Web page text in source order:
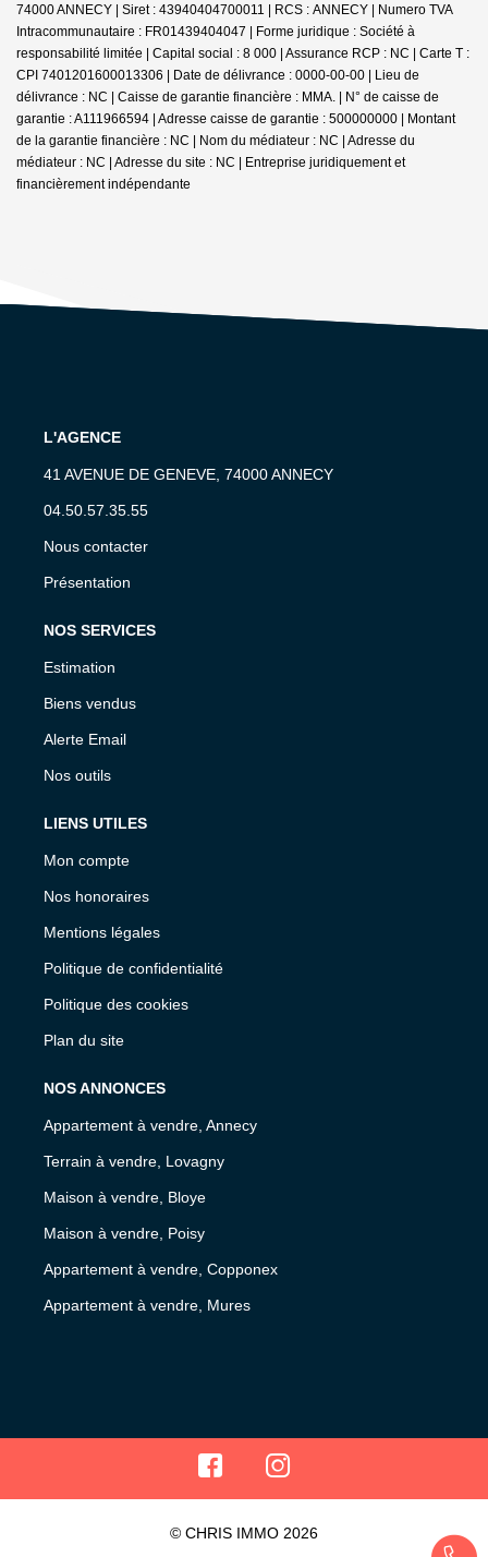
74000 ANNECY | Siret : 43940404700011 | RCS : ANNECY | Numero TVA
Intracommunautaire : FR01439404047 | Forme juridique : Société à
responsabilité limitée | Capital social : 8 000 | Assurance RCP : NC | Carte T :
CPI 7401201600013306 | Date de délivrance : 0000-00-00 | Lieu de
délivrance : NC | Caisse de garantie financière : MMA. | N° de caisse de
garantie : A111966594 | Adresse caisse de garantie : 500000000 | Montant
de la garantie financière : NC | Nom du médiateur : NC | Adresse du
médiateur : NC | Adresse du site : NC | Entreprise juridiquement et
financièrement indépendante
L'AGENCE
41 AVENUE DE GENEVE, 74000 ANNECY
04.50.57.35.55
Nous contacter
Présentation
NOS SERVICES
Estimation
Biens vendus
Alerte Email
Nos outils
LIENS UTILES
Mon compte
Nos honoraires
Mentions légales
Politique de confidentialité
Politique des cookies
Plan du site
NOS ANNONCES
Appartement à vendre, Annecy
Terrain à vendre, Lovagny
Maison à vendre, Bloye
Maison à vendre, Poisy
Appartement à vendre, Copponex
Appartement à vendre, Mures
© CHRIS IMMO 2026